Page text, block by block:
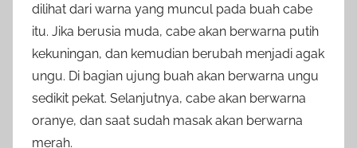
dilihat dari warna yang muncul pada buah cabe
itu. Jika berusia muda, cabe akan berwarna putih
kekuningan, dan kemudian berubah menjadi agak
ungu. Di bagian ujung buah akan berwarna ungu
sedikit pekat. Selanjutnya, cabe akan berwarna
oranye, dan saat sudah masak akan berwarna
merah.